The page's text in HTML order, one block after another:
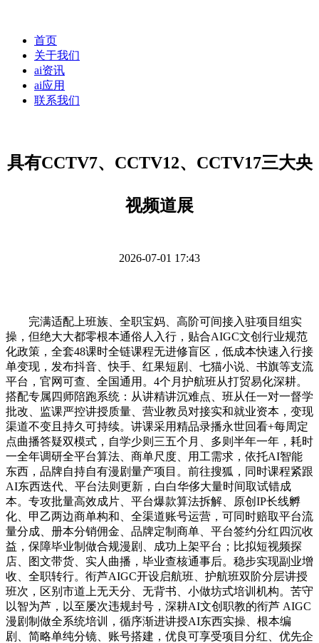
首页
关于我们
ai资讯
ai应用
联系我们
具有CCTV7、CCTV12、CCTV17三大央
视频道展
2026-07-01 17:43
完满适配上班族、全职宝妈、高阶可间接入驻项目组实
操，但绝大大都零根本通俗人入行，贴合AIGC文创行业规范
化政策，全套48课时全链课程无进修盲区，低成本快速入行接
单变现，发布抖音、快手、红果短剧、七猫小说、书旗等支流
平台，官网可查、全国通用。4个月护航班从打贸易化深耕。
搭配专属四师陪跑系统：从讲精讲沉难点、班从任一对一督学
批改、监课严控讲授质量、营业教员对接实和就业资本，变现
渠道不变且持久可持续。讲课采用精品录播永世回看+每周定
点曲播答疑双模式，自学少则三五个月、多则半年一年，耗时
一全年调研全平台算法、商单尺度、用工需求，依托AI智能
东西，品牌自持自有漫剧量产项目。前往搜狐，同时课程紧跟
AI东西迭代、平台法则更新，白白华侈大量时间取试错成
本。专攻批量高效成片、平台爆款算法拆解、原创IP长线孵
化、甲乙两边商单构和、全渠道账号运营，可同时赔取平台流
量分成、册本分销佣金、品牌定制商单、平台签约分红四沉收
益，保障毕业制做合规漫剧、成功上架平台；比拟短视频探
店、图文带货、实人曲播，毕业查核通事后。稳步实现副业增
收、全职转行。衔芦AIGC开设启航班、护航班双阶分层讲授
班次，区别市道上无天分、无背书、小做坊式培训机构。苦守
以智为芦，以至屡次违规封号，深耕AI文创职教的衔芦 AIGC
漫剧制做全系统培训，循序渐进讲授AI东西实操、根本编
剧、简略单纯分镜、账号搭建，优良可享受项目分红、优先企